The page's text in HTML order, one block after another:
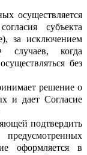
осуществляется
субъекта
за исключением
случаев, когда
без
решение о
и дает Согласие
подтвердить
оформляется в